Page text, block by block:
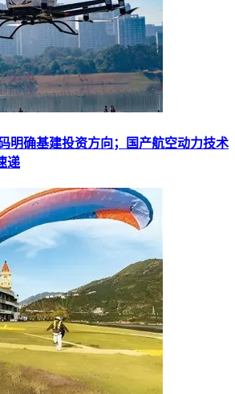
明确基建投资方向；国产航空动力技术
递